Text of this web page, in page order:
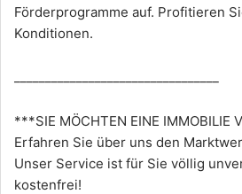
Förderprogramme auf. Profitieren
Konditionen.
***SIE MÖCHTEN EINE IMMOBILIE
Erfahren Sie über uns den
Unser Service ist für Sie völlig
kostenfrei!